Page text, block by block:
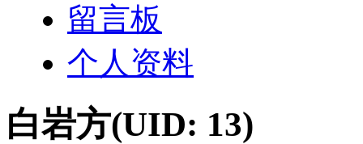
留言板
个人资料
白岩方(UID: 13)